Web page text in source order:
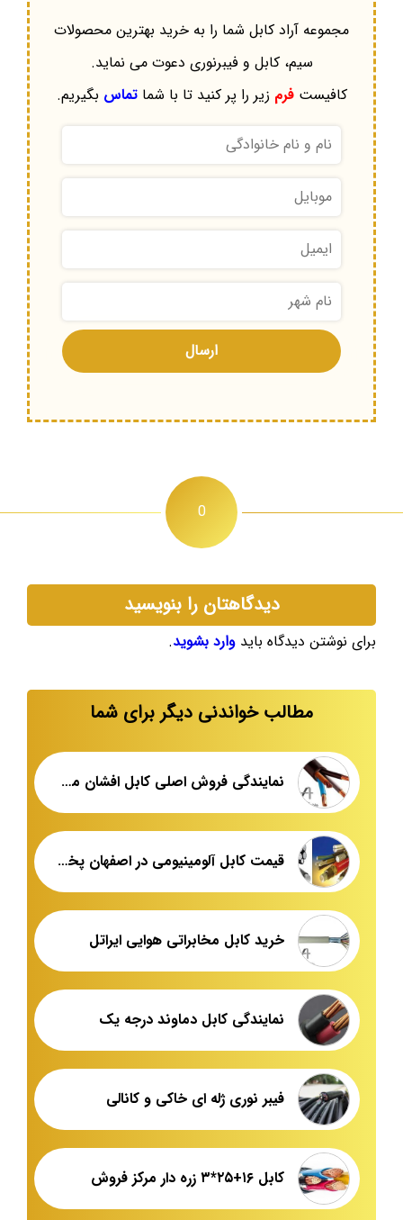
مجموعه آراد کابل شما را به خرید بهترین محصولات
سیم، کابل و فیبرنوری دعوت می نماید.
کافیستفرم زیر را پر کنید تا با شماتماس بگیریم.
0
دیدگاهتان را بنویسید
برای نوشتن دیدگاه باید وارد بشوید.
مطالب خواندنی دیگر برای شما
نمایندگی فروش اصلی کابل افشان مشهد
قیمت کابل آلومینیومی در اصفهان پخش عمده
خرید کابل مخابراتی هوایی ایراتل
نمایندگی کابل دماوند درجه یک
فیبر نوری ژله ای خاکی و کانالی
کابل ۱۶+۲۵*۳ زره دار مرکز فروش